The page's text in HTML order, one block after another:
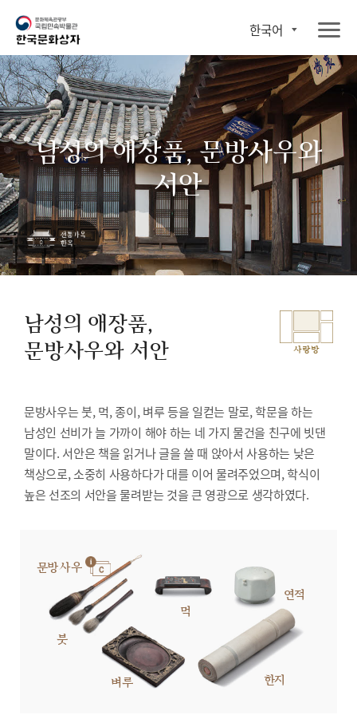
한국어
남성의 애장품, 문방사우와
서안
남성의 애장품,
문방사우와 서안
사랑방
문방사우는 붓, 먹, 종이, 벼루 등을 일컫는 말로, 학문을 하는
남성인 선비가 늘 가까이 해야 하는 네 가지 물건을 친구에 빗댄
말이다. 서안은 책을 읽거나 글을 쓸 때 앉아서 사용하는 낮은
책상으로, 소중히 사용하다가 대를 이어 물려주었으며, 학식이
높은 선조의 서안을 물려받는 것을 큰 영광으로 생각하였다.
문방사우
붓
먹
연적
벼루 한지